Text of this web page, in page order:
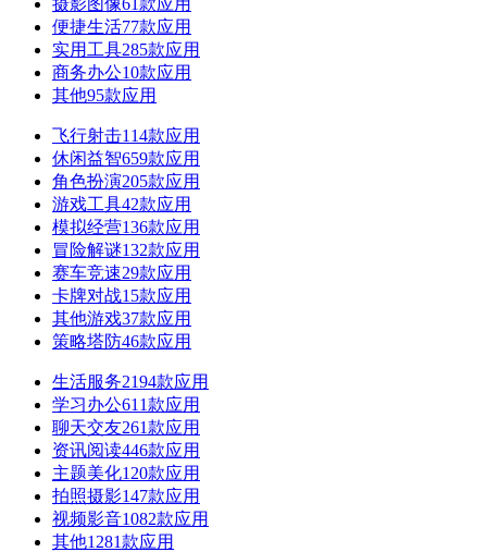
摄影图像61款应用
便捷生活77款应用
实用工具285款应用
商务办公10款应用
其他95款应用
飞行射击114款应用
休闲益智659款应用
角色扮演205款应用
游戏工具42款应用
模拟经营136款应用
冒险解谜132款应用
赛车竞速29款应用
卡牌对战15款应用
其他游戏37款应用
策略塔防46款应用
生活服务2194款应用
学习办公611款应用
聊天交友261款应用
资讯阅读446款应用
主题美化120款应用
拍照摄影147款应用
视频影音1082款应用
其他1281款应用